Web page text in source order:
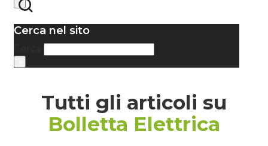
Cerca nel sito
Tutti gli articoli su
Bolletta Elettrica